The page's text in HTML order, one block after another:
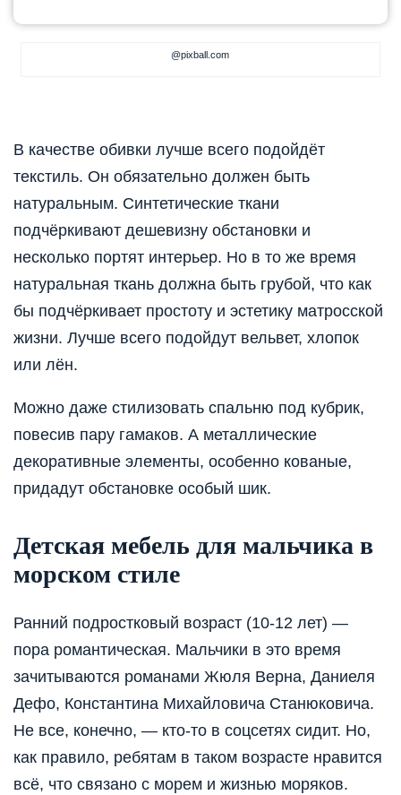
@pixball.com
В качестве обивки лучше всего подойдёт
текстиль. Он обязательно должен быть
натуральным. Синтетические ткани
подчёркивают дешевизну обстановки и
несколько портят интерьер. Но в то же время
натуральная ткань должна быть грубой, что как
бы подчёркивает простоту и эстетику матросской
жизни. Лучше всего подойдут вельвет, хлопок
или лён.
Можно даже стилизовать спальню под кубрик,
повесив пару гамаков. А металлические
декоративные элементы, особенно кованые,
придадут обстановке особый шик.
Детская мебель для мальчика в
морском стиле
Ранний подростковый возраст (10-12 лет) —
пора романтическая. Мальчики в это время
зачитываются романами Жюля Верна, Даниеля
Дефо, Константина Михайловича Станюковича.
Не все, конечно, — кто-то в соцсетях сидит. Но,
как правило, ребятам в таком возрасте нравится
всё, что связано с морем и жизнью моряков.